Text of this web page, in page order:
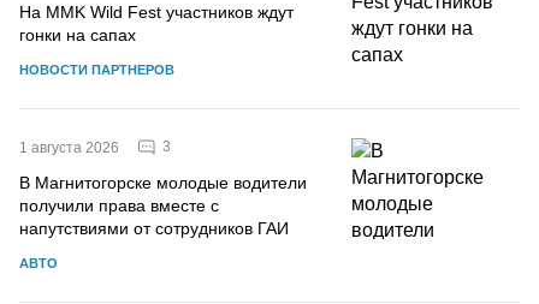
На MMK Wild Fest участников ждут
гонки на сапах
НОВОСТИ ПАРТНЕРОВ
1 августа 2026 3
В Магнитогорске молодые водители
получили права вместе с
напутствиями от сотрудников ГАИ
АВТО